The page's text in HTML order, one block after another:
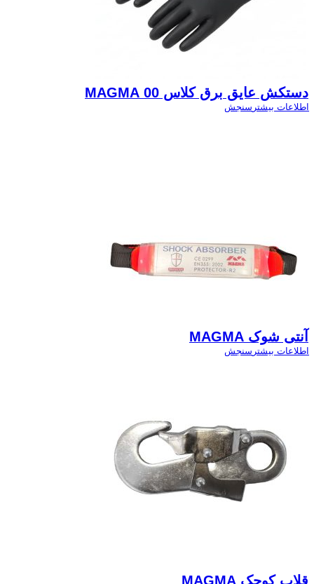
دستکش عایق برق کلاس 00 MAGMA
اطلاعات بیشتر سنجش
آنتی شوک MAGMA
اطلاعات بیشتر سنجش
قلاب کوچک MAGMA